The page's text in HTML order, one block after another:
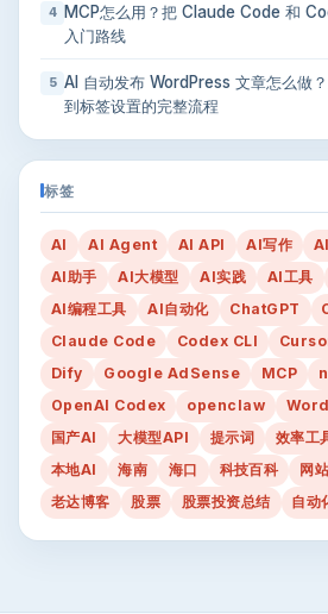
4
MCP怎么用？把 Claude Code 和
入门路线
5 AI 自动发布 WordPress 文章怎么做
到标签设置的完整流程
标签
AI AI Agent AI API AI写作
AI助手
AI大模型 AI实践 AI工具
AI编程工具
AI自动化 ChatGPT
Claude Code
Codex CLI
Dify
Google AdSense MCP
OpenAI Codex
openclaw
国产AI
大模型API 提示词 效率工
本地AI
海南 海口 科技百科 网
老达博客
股票 股票投资总结 自动